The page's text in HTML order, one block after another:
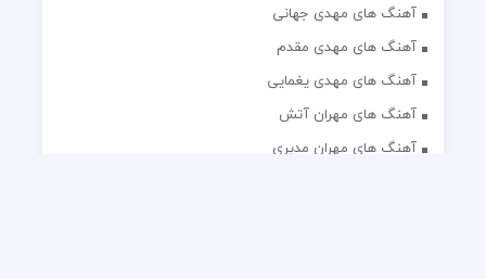
آهنگ های مهدی جهانی
آهنگ های مهدی مقدم
آهنگ های مهدی یغمایی
آهنگ های مهران آتش
آهنگ های مهران مدیری